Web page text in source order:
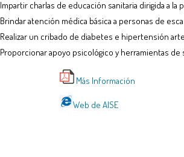
Impartir charlas de educación sanitaria dirigida a
Brindar atención médica básica a personas de
Realizar un cribado de diabetes e hipertensión
Proporcionar apoyo psicológico y herramientas
Más Información
Web de AISE